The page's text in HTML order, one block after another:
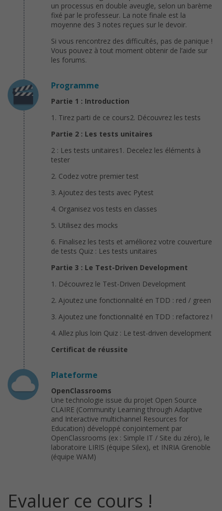
un processus en double aveugle, selon un barème
fixé par le professeur. La note finale est la
moyenne des 3 notes reçues sur le devoir.
Si vous rencontrez des difficultés, pas de panique !
Vous pouvez à tout moment obtenir de l’aide sur
les forums.
Programme
Partie 1 : Introduction
1. Tirez parti de ce cours2. Découvrez les tests
Partie 2 : Les tests unitaires
2 : Les tests unitaires1. Decelez les éléments à
tester
2. Codez votre premier test
3. Ajoutez des tests avec Pytest
4. Organisez vos tests en classes
5. Utilisez des mocks
6. Finalisez les tests et améliorez votre couverture
de tests Quiz : Les tests unitaires
Partie 3 : Le Test-Driven Development
1. Découvrez le Test-Driven Development
2. Ajoutez une fonctionnalité en TDD : red / green
3. Ajoutez une fonctionnalité en TDD : refactorez !
4. Allez plus loin Quiz : Le test-driven development
Certificat de réussite
Plateforme
OpenClassrooms
Une technologie issue du projet Open Source
CLAIRE (Community Learning through Adaptive
and Interactive multichannel Resources for
Education) développé conjointement par
OpenClassrooms (ex : Simple IT / Site du zéro), le
laboratoire LIRIS (équipe Silex), et INRIA Grenoble
(équipe WAM)
Evaluer ce cours !